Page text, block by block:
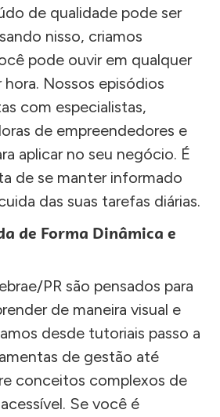
de qualidade pode ser
nisso, criamos
pode ouvir em qualquer
hora. Nossos episódios
com especialistas,
de empreendedores e
aplicar no seu negócio. É
de se manter informado
das suas tarefas diárias.
de Forma Dinâmica e
PR são pensados para
de maneira visual e
desde tutoriais passo a
de gestão até
conceitos complexos de
Se você é